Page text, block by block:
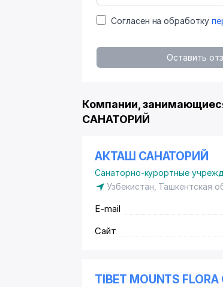
Согласен на обработку
Оставить
Компании,
САНАТОРИЙ
АКТАШ САНАТОРИЙ
Санаторно-курортные
Узбекистан, Ташкентская
E-mail
Сайт
TIBET MOUNTS